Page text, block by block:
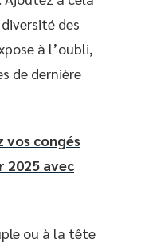
des
à l’oubli,
de dernière
vos congés
2025 avec
ou à la tête